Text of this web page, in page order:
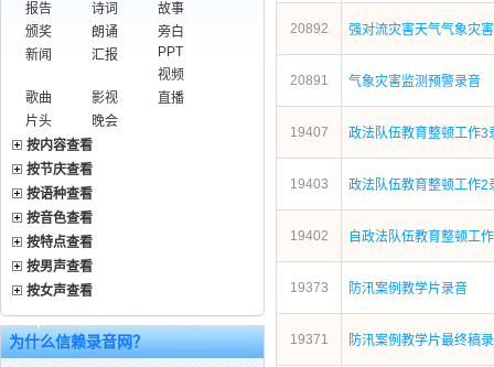
报告
诗词
故事
颁奖
朗诵
旁白
新闻
汇报
PPT
视频
歌曲
影视
直播
片头
晚会
按内容查看
按节庆查看
按语种查看
按音色查看
按特点查看
按男声查看
按女声查看
为什么信赖录音网？
20892 强对流灾害天气气象灾
20891 气象灾害监测预警录音
19407 政法队伍教育整顿工作3
19403 政法队伍教育整顿工作2
19402 自政法队伍教育整顿工
19373 防汛案例教学片录音
19371 防汛案例教学片最终稿